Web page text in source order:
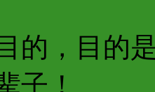
的，目的
子！